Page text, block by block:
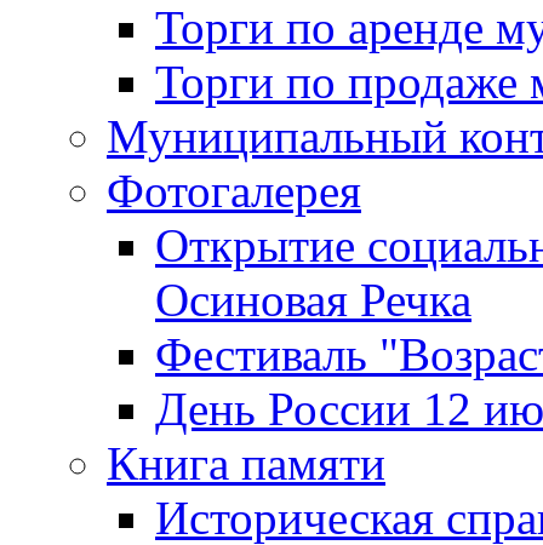
Торги по аренде
Торги по продаже
Муниципальный
Фотогалерея
Открытие
Осиновая Речка
Фестиваль
День России 12
Книга памяти
Историческая